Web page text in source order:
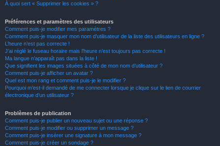
À quoi sert « Supprimer les cookies » ?
Préférences et paramètres des utilisateurs
Comment puis-je modifier mes paramètres ?
Comment puis-je masquer mon nom d’utilisateur de la liste des utilisateurs en ligne ?
L’heure n’est pas correcte !
J’ai réglé le fuseau horaire mais l’heure n’est toujours pas correcte !
Ma langue n’apparaît pas dans la liste !
Que signifient les images situées à côté de mon nom d’utilisateur ?
Comment puis-je afficher un avatar ?
Quel est mon rang et comment puis-je le modifier ?
Pourquoi m’est-il demandé de me connecter lorsque je clique sur le lien de courrier
électronique d’un utilisateur ?
Problèmes de publication
Comment puis-je publier un nouveau sujet ou une réponse ?
Comment puis-je modifier ou supprimer un message ?
Comment puis-je insérer une signature à mon message ?
Comment puis-je créer un sondage ?